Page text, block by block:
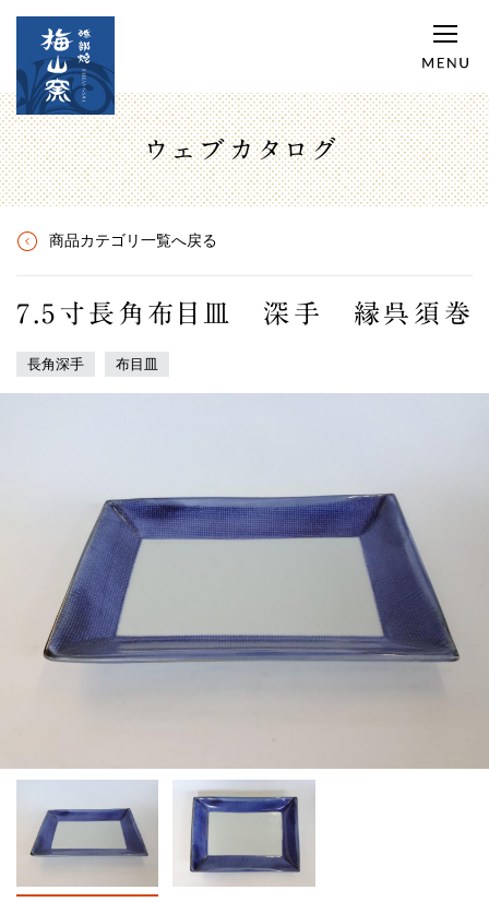
ウェブカタログ
商品カテゴリ一覧へ戻る
7.5寸長角布目皿 深手 縁呉須巻
長角深手 布目皿